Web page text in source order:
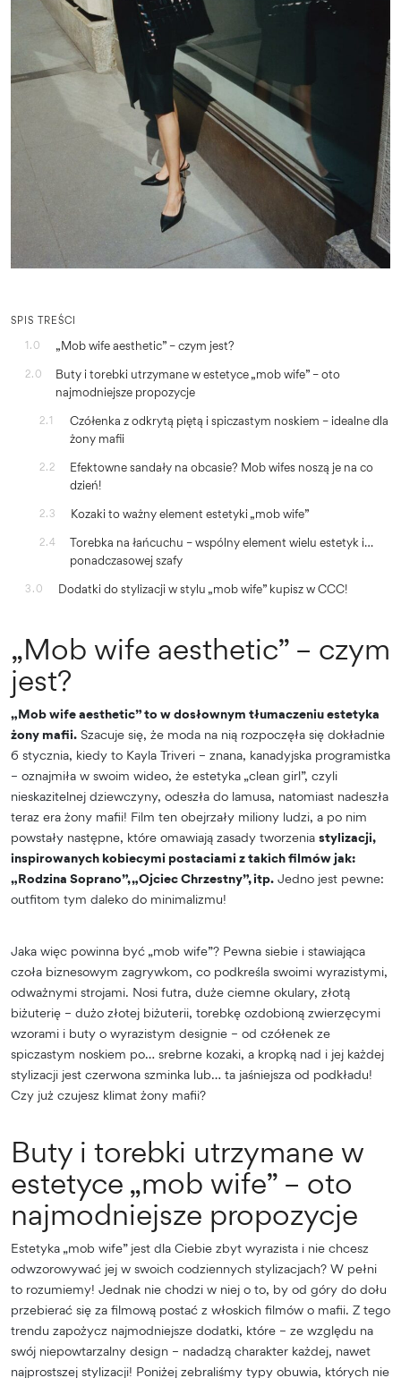
SPIS TREŚCI
1.0
„Mob wife aesthetic” – czym jest?
2.0
Buty i torebki utrzymane w estetyce „mob wife” – oto
najmodniejsze propozycje
2.1
Czółenka z odkrytą piętą i spiczastym noskiem – idealne dla
żony mafii
2.2
Efektowne sandały na obcasie? Mob wifes noszą je na co
dzień!
2.3 Kozaki to ważny element estetyki „mob wife”
2.4
Torebka na łańcuchu – wspólny element wielu estetyk i…
ponadczasowej szafy
3.0 Dodatki do stylizacji w stylu „mob wife” kupisz w CCC!
„Mob wife aesthetic” – czym
jest?
„Mob wife aesthetic” to w dosłownym tłumaczeniu estetyka
żony mafii. Szacuje się, że moda na nią rozpoczęła się dokładnie
6 stycznia, kiedy to Kayla Triveri – znana, kanadyjska programistka
– oznajmiła w swoim wideo, że estetyka „clean girl”, czyli
nieskazitelnej dziewczyny, odeszła do lamusa, natomiast nadeszła
teraz era żony mafii! Film ten obejrzały miliony ludzi, a po nim
powstały następne, które omawiają zasady tworzenia stylizacji,
inspirowanych kobiecymi postaciami z takich filmów jak:
„Rodzina Soprano”, „Ojciec Chrzestny”, itp. Jedno jest pewne:
outfitom tym daleko do minimalizmu!
Jaka więc powinna być „mob wife”? Pewna siebie i stawiająca
czoła biznesowym zagrywkom, co podkreśla swoimi wyrazistymi,
odważnymi strojami. Nosi futra, duże ciemne okulary, złotą
biżuterię – dużo złotej biżuterii, torebkę ozdobioną zwierzęcymi
wzorami i buty o wyrazistym designie – od czółenek ze
spiczastym noskiem po… srebrne kozaki, a kropką nad i jej każdej
stylizacji jest czerwona szminka lub… ta jaśniejsza od podkładu!
Czy już czujesz klimat żony mafii?
Buty i torebki utrzymane w
estetyce „mob wife” – oto
najmodniejsze propozycje
Estetyka „mob wife” jest dla Ciebie zbyt wyrazista i nie chcesz
odwzorowywać jej w swoich codziennych stylizacjach? W pełni
to rozumiemy! Jednak nie chodzi w niej o to, by od góry do dołu
przebierać się za filmową postać z włoskich filmów o mafii. Z tego
trendu zapożycz najmodniejsze dodatki, które – ze względu na
swój niepowtarzalny design – nadadzą charakter każdej, nawet
najprostszej stylizacji! Poniżej zebraliśmy typy obuwia, których nie